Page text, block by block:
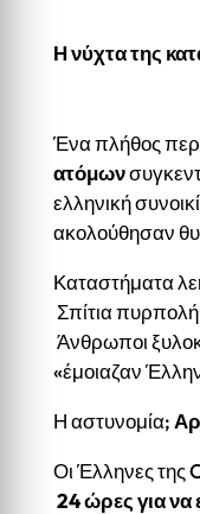
Η νύχτα της
Ένα πλήθος
ατόμων
ελληνική
ακολούθησαν
Καταστήματα
Σπίτια
Άνθρωποι
«έμοιαζαν
Η αστυνομία;
Οι Έλληνες της
24 ώρες για να